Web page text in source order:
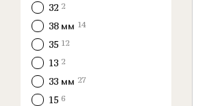
32 2
38 мм 14
35 12
13 2
33 мм 27
15 6